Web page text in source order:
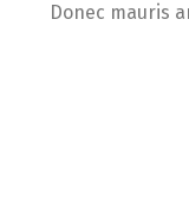
Donec mauris